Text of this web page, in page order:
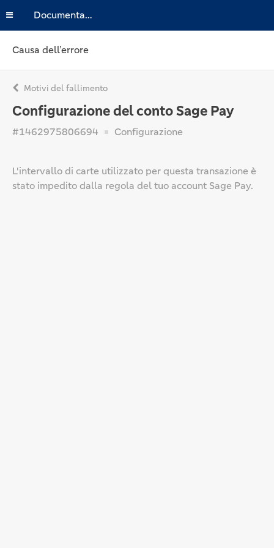
Documentazione
Causa dell’errore
Motivi del fallimento
Configurazione del conto Sage Pay
#1462975806694 Configurazione
L'intervallo di carte utilizzato per questa transazione è
stato impedito dalla regola del tuo account Sage Pay.